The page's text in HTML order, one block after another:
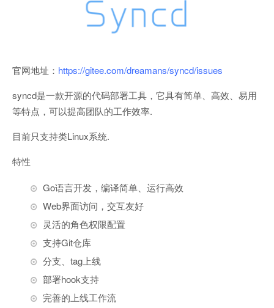
官网地址： https://gitee.com/dreamans/syncd/issues
syncd是一款开源的代码部署工具，它具有简单、高效、易用
等特点，可以提高团队的工作效率.
目前只支持类Linux系统.
特性
Go语言开发，编译简单、运行高效
Web界面访问，交互友好
灵活的角色权限配置
支持Git仓库
分支、tag上线
部署hook支持
完善的上线工作流